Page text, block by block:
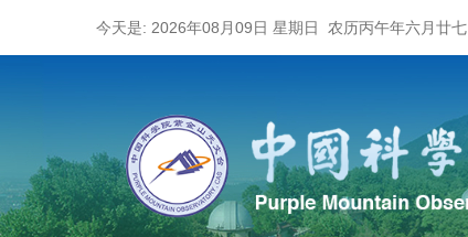
今天是: 2026年08月09日 星期日 农历丙午年六月廿七